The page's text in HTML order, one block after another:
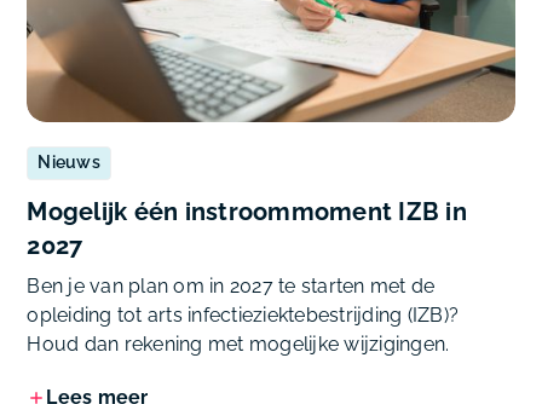
Nieuws
Mogelijk één instroommoment IZB in
2027
Ben je van plan om in 2027 te starten met de
opleiding tot arts infectieziektebestrijding (IZB)?
Houd dan rekening met mogelijke wijzigingen.
Lees meer